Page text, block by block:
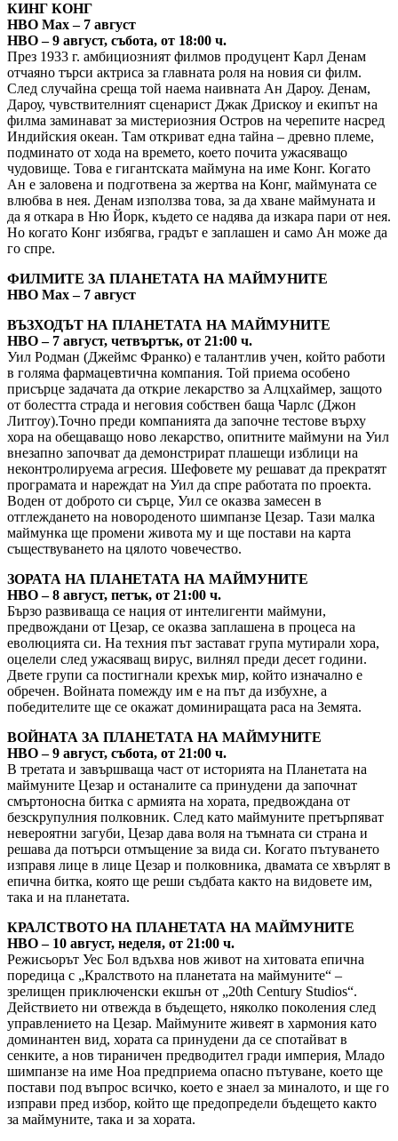
КИНГ КОНГ
HBO Max – 7 август
HBO – 9 август, събота, от 18:00 ч.
През 1933 г. амбициозният филмов продуцент Карл Денам
отчаяно търси актриса за главната роля на новия си филм.
След случайна среща той наема наивната Ан Дароу. Денам,
Дароу, чувствителният сценарист Джак Дрискоу и екипът на
филма заминават за мистериозния Остров на черепите насред
Индийския океан. Там откриват една тайна – древно племе,
подминато от хода на времето, което почита ужасяващо
чудовище. Това е гигантската маймуна на име Конг. Когато
Ан е заловена и подготвена за жертва на Конг, маймуната се
влюбва в нея. Денам използва това, за да хване маймуната и
да я откара в Ню Йорк, където се надява да изкара пари от нея.
Но когато Конг избягва, градът е заплашен и само Ан може да
го спре.
ФИЛМИТЕ ЗА ПЛАНЕТАТА НА МАЙМУНИТЕ
HBO Max – 7 август
ВЪЗХОДЪТ НА ПЛАНЕТАТА НА МАЙМУНИТЕ
HBO – 7 август, четвъртък, от 21:00 ч.
Уил Родман (Джеймс Франко) е талантлив учен, който работи
в голяма фармацевтична компания. Той приема особено
присърце задачата да открие лекарство за Алцхаймер, защото
от болестта страда и неговия собствен баща Чарлс (Джон
Литгоу).Точно преди компанията да започне тестове върху
хора на обещаващо ново лекарство, опитните маймуни на Уил
внезапно започват да демонстрират плашещи изблици на
неконтролируема агресия. Шефовете му решават да прекратят
програмата и нареждат на Уил да спре работата по проекта.
Воден от доброто си сърце, Уил се оказва замесен в
отглеждането на новороденото шимпанзе Цезар. Тази малка
маймунка ще промени живота му и ще постави на карта
съществуването на цялото човечество.
ЗОРАТА НА ПЛАНЕТАТА НА МАЙМУНИТЕ
HBO – 8 август, петък, от 21:00 ч.
Бързо развиваща се нация от интелигенти маймуни,
предвождани от Цезар, се оказва заплашена в процеса на
еволюцията си. На техния път застават група мутирали хора,
оцелели след ужасяващ вирус, вилнял преди десет години.
Двете групи са постигнали крехък мир, който изначално е
обречен. Войната помежду им е на път да избухне, а
победителите ще се окажат доминиращата раса на Земята.
ВОЙНАТА ЗА ПЛАНЕТАТА НА МАЙМУНИТЕ
HBO – 9 август, събота, от 21:00 ч.
В третата и завършваща част от историята на Планетата на
маймуните Цезар и останалите са принудени да започнат
смъртоносна битка с армията на хората, предвождана от
безскрупулния полковник. След като маймуните претърпяват
невероятни загуби, Цезар дава воля на тъмната си страна и
решава да потърси отмъщение за вида си. Когато пътуването
изправя лице в лице Цезар и полковника, двамата се хвърлят в
епична битка, която ще реши съдбата както на видовете им,
така и на планетата.
КРАЛСТВОТО НА ПЛАНЕТАТА НА МАЙМУНИТЕ
HBO – 10 август, неделя, от 21:00 ч.
Режисьорът Уес Бол вдъхва нов живот на хитовата епична
поредица с „Кралството на планетата на маймуните“ –
зрелищен приключенски екшън от „20th Century Studios“.
Действието ни отвежда в бъдещето, няколко поколения след
управлението на Цезар. Маймуните живеят в хармония като
доминантен вид, хората са принудени да се спотайват в
сенките, а нов тираничен предводител гради империя, Младо
шимпанзе на име Ноа предприема опасно пътуване, което ще
постави под въпрос всичко, което е знаел за миналото, и ще го
изправи пред избор, който ще предопредели бъдещето както
за маймуните, така и за хората.